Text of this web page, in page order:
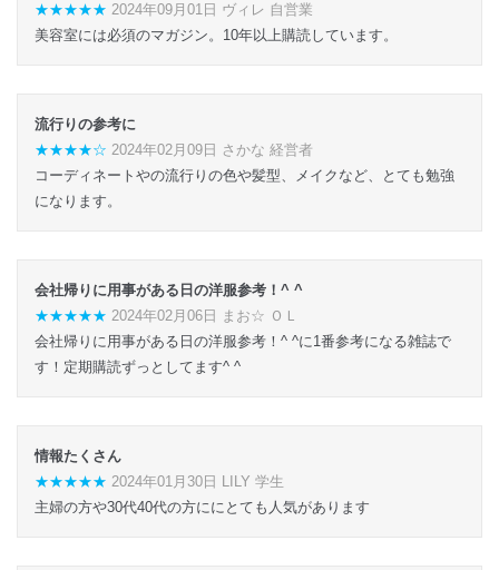
★★★★★ 2024年09月01日 ヴィレ 自営業
美容室には必須のマガジン。10年以上購読しています。
流行りの参考に
★★★★☆ 2024年02月09日 さかな 経営者
コーディネートやの流行りの色や髪型、メイクなど、とても勉強
になります。
会社帰りに用事がある日の洋服参考！^ ^
★★★★★ 2024年02月06日 まお☆ ＯＬ
会社帰りに用事がある日の洋服参考！^ ^に1番参考になる雑誌で
す！定期購読ずっとしてます^ ^
情報たくさん
★★★★★ 2024年01月30日 LILY 学生
主婦の方や30代40代の方ににとても人気があります